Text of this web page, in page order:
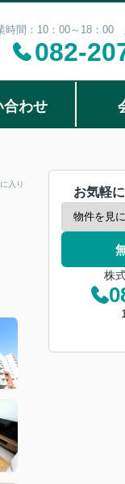
時間：10：00～18：00
082-
合わせ
入り
お気軽
株